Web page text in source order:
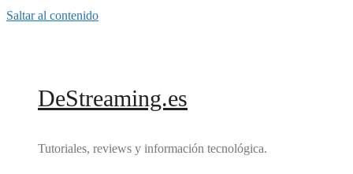
Saltar al contenido
DeStreaming.es
Tutoriales, reviews y información tecnológica.